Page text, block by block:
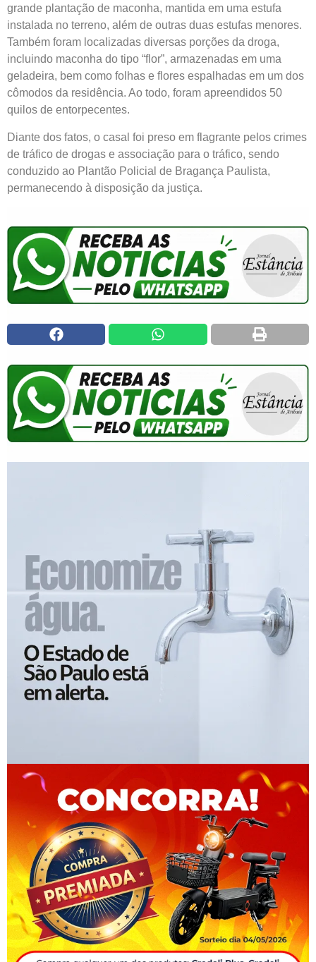
grande plantação de maconha, mantida em uma estufa
instalada no terreno, além de outras duas estufas menores.
Também foram localizadas diversas porções da droga,
incluindo maconha do tipo “flor”, armazenadas em uma
geladeira, bem como folhas e flores espalhadas em um dos
cômodos da residência. Ao todo, foram apreendidos 50
quilos de entorpecentes.
Diante dos fatos, o casal foi preso em flagrante pelos crimes
de tráfico de drogas e associação para o tráfico, sendo
conduzido ao Plantão Policial de Bragança Paulista,
permanecendo à disposição da justiça.